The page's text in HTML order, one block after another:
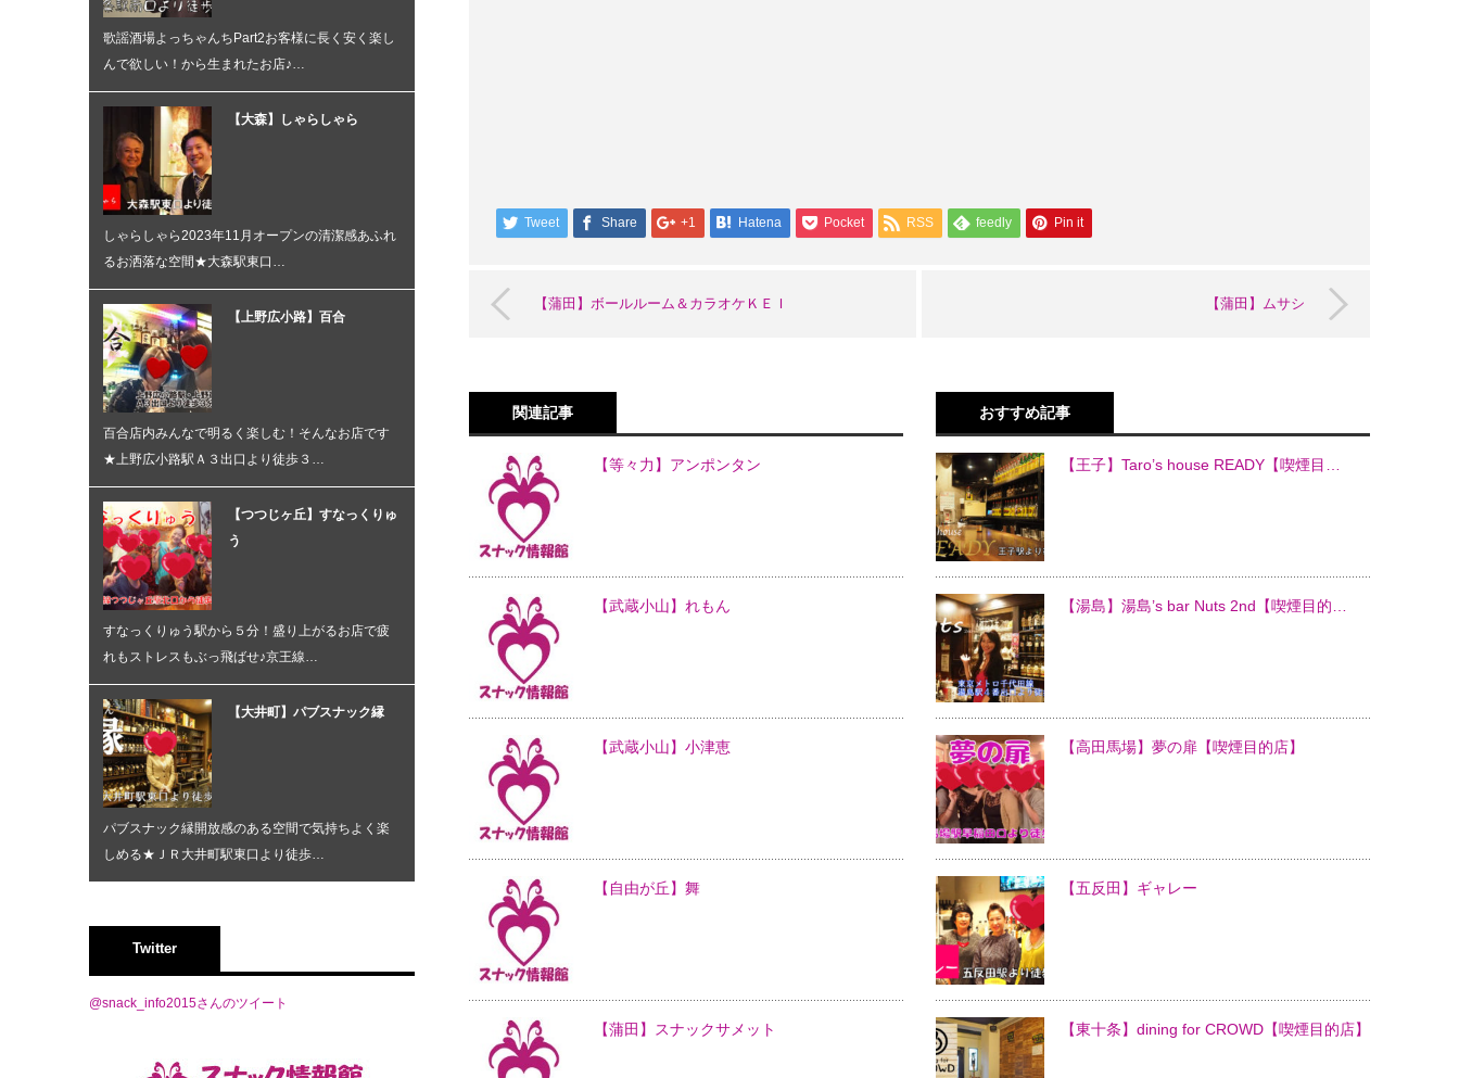
Tweet Share +1 Hatena Pocket RSS feedly Pin it
【蒲田】ボールルーム＆カラオケＫＥＩ 【蒲田】ムサシ
関連記事
【等々力】アンポンタン
【武蔵小山】れもん
【武蔵小山】小津恵
【自由が丘】舞
【蒲田】スナックサメット
おすすめ記事
【王子】Taro’s house READY【喫煙目…
【湯島】湯島’s bar Nuts 2nd【喫煙目的…
【高田馬場】夢の扉【喫煙目的店】
【五反田】ギャレー
【東十条】dining for CROWD【喫煙目的店】
歌謡酒場よっちゃんちPart2お客様に長く安く楽し
んで欲しい！から生まれたお店♪…
【大森】しゃらしゃら
しゃらしゃら2023年11月オープンの清潔感あふれ
るお洒落な空間★大森駅東口…
【上野広小路】百合
百合店内みんなで明るく楽しむ！そんなお店です
★上野広小路駅Ａ３出口より徒歩３…
【つつじヶ丘】すなっくりゅ
う
すなっくりゅう駅から５分！盛り上がるお店で疲
れもストレスもぶっ飛ばせ♪京王線…
【大井町】パブスナック縁
パブスナック縁開放感のある空間で気持ちよく楽
しめる★ＪＲ大井町駅東口より徒歩…
Twitter
@snack_info2015さんのツイート